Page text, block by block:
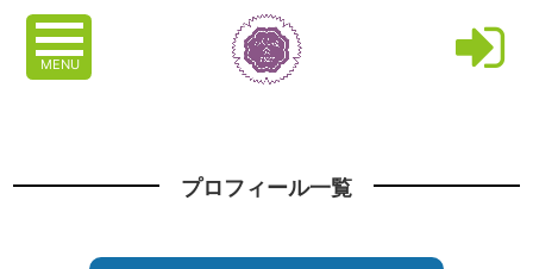
MENU
プロフィール一覧